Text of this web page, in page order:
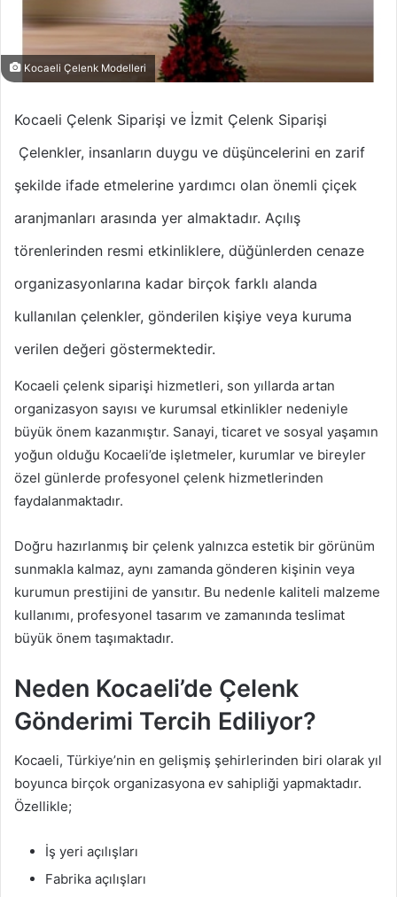
Kocaeli Çelenk Modelleri
Kocaeli Çelenk Siparişi ve İzmit Çelenk Siparişi
Çelenkler, insanların duygu ve düşüncelerini en zarif
şekilde ifade etmelerine yardımcı olan önemli çiçek
aranjmanları arasında yer almaktadır. Açılış
törenlerinden resmi etkinliklere, düğünlerden cenaze
organizasyonlarına kadar birçok farklı alanda
kullanılan çelenkler, gönderilen kişiye veya kuruma
verilen değeri göstermektedir.
Kocaeli çelenk siparişi hizmetleri, son yıllarda artan
organizasyon sayısı ve kurumsal etkinlikler nedeniyle
büyük önem kazanmıştır. Sanayi, ticaret ve sosyal yaşamın
yoğun olduğu Kocaeli’de işletmeler, kurumlar ve bireyler
özel günlerde profesyonel çelenk hizmetlerinden
faydalanmaktadır.
Doğru hazırlanmış bir çelenk yalnızca estetik bir görünüm
sunmakla kalmaz, aynı zamanda gönderen kişinin veya
kurumun prestijini de yansıtır. Bu nedenle kaliteli malzeme
kullanımı, profesyonel tasarım ve zamanında teslimat
büyük önem taşımaktadır.
Neden Kocaeli’de Çelenk
Gönderimi Tercih Ediliyor?
Kocaeli, Türkiye’nin en gelişmiş şehirlerinden biri olarak yıl
boyunca birçok organizasyona ev sahipliği yapmaktadır.
Özellikle;
İş yeri açılışları
Fabrika açılışları